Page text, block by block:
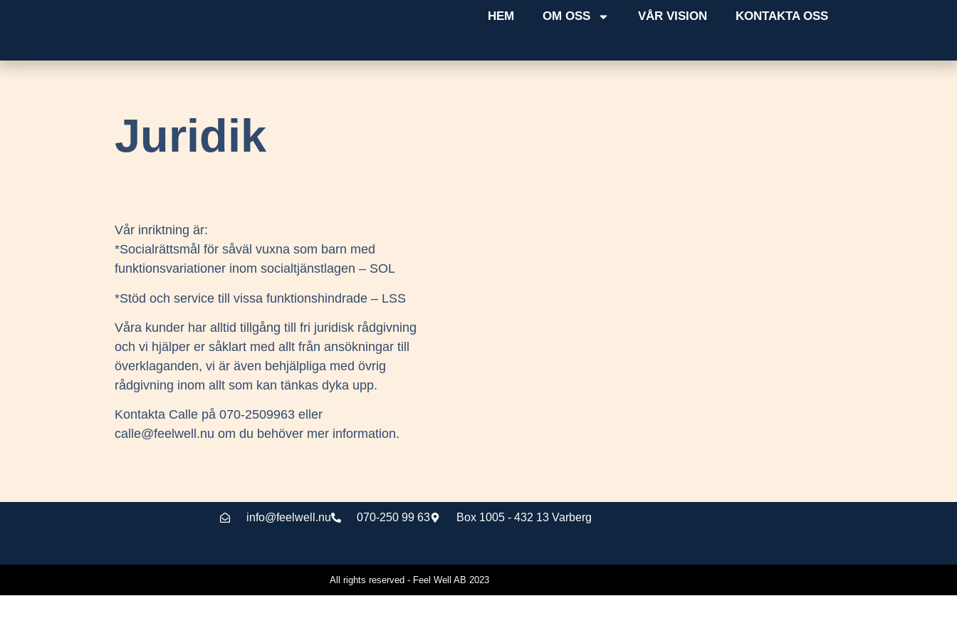
HEM OM OSS VÅR VISION KONTAKTA OSS
Juridik
Vår inriktning är:
*Socialrättsmål för såväl vuxna som barn med
funktionsvariationer inom socialtjänstlagen – SOL
*Stöd och service till vissa funktionshindrade – LSS
Våra kunder har alltid tillgång till fri juridisk rådgivning
och vi hjälper er såklart med allt från ansökningar till
överklaganden, vi är även behjälpliga med övrig
rådgivning inom allt som kan tänkas dyka upp.
Kontakta Calle på 070-2509963 eller
calle@feelwell.nu om du behöver mer information.
info@feelwell.nu 070-250 99 63 Box 1005 - 432 13 Varberg
All rights reserved - Feel Well AB 2023